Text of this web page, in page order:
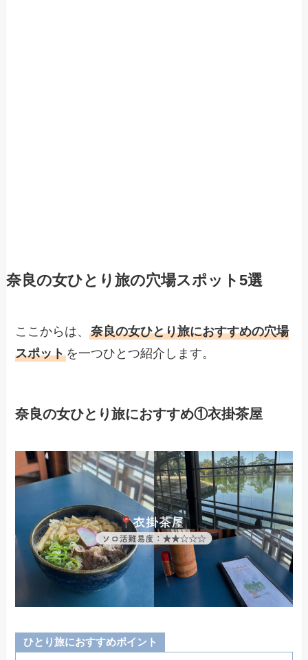
奈良の女ひとり旅の穴場スポット5選
ここからは、奈良の女ひとり旅におすすめの穴場
スポットを一つひとつ紹介します。
奈良の女ひとり旅におすすめ①衣掛茶屋
ひとり旅におすすめポイント